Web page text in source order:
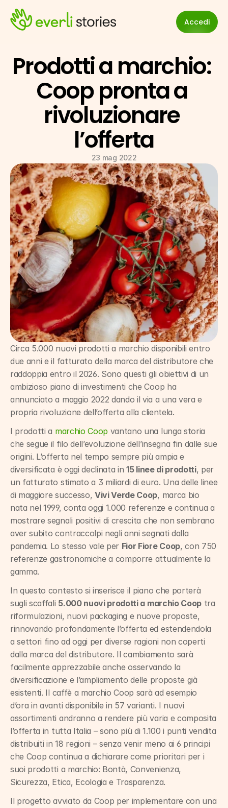
Accedi
Prodotti a marchio:
Coop pronta a
rivoluzionare
l’offerta
23 mag 2022
Circa 5.000 nuovi prodotti a marchio disponibili entro
due anni e il fatturato della marca del distributore che
raddoppia entro il 2026. Sono questi gli obiettivi di un
ambizioso piano di investimenti che Coop ha
annunciato a maggio 2022 dando il via a una vera e
propria rivoluzione dell’offerta alla clientela.
I prodotti a marchio Coop vantano una lunga storia
che segue il filo dell’evoluzione dell’insegna fin dalle sue
origini. L’offerta nel tempo sempre più ampia e
diversificata è oggi declinata in 15 linee di prodotti, per
un fatturato stimato a 3 miliardi di euro. Una delle linee
di maggiore successo, Vivi Verde Coop, marca bio
nata nel 1999, conta oggi 1.000 referenze e continua a
mostrare segnali positivi di crescita che non sembrano
aver subito contraccolpi negli anni segnati dalla
pandemia. Lo stesso vale per Fior Fiore Coop, con 750
referenze gastronomiche a comporre attualmente la
gamma.
In questo contesto si inserisce il piano che porterà
sugli scaffali 5.000 nuovi prodotti a marchio Coop tra
riformulazioni, nuovi packaging e nuove proposte,
rinnovando profondamente l’offerta ed estendendola
a settori fino ad oggi per diverse ragioni non coperti
dalla marca del distributore. Il cambiamento sarà
facilmente apprezzabile anche osservando la
diversificazione e l’ampliamento delle proposte già
esistenti. Il caffè a marchio Coop sarà ad esempio
d’ora in avanti disponibile in 57 varianti. I nuovi
assortimenti andranno a rendere più varia e composita
l’offerta in tutta Italia – sono più di 1.100 i punti vendita
distribuiti in 18 regioni – senza venir meno ai 6 principi
che Coop continua a dichiarare come prioritari per i
suoi prodotti a marchio: Bontà, Convenienza,
Sicurezza, Etica, Ecologia e Trasparenza.
Il progetto avviato da Coop per implementare con una